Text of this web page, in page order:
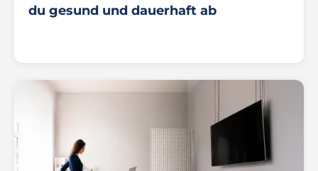
du gesund und dauerhaft ab